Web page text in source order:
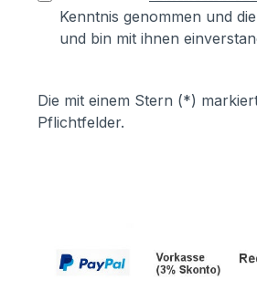
Kenntnis genommen und die
und bin mit ihnen
Die mit einem Stern (*)
Pflichtfelder.